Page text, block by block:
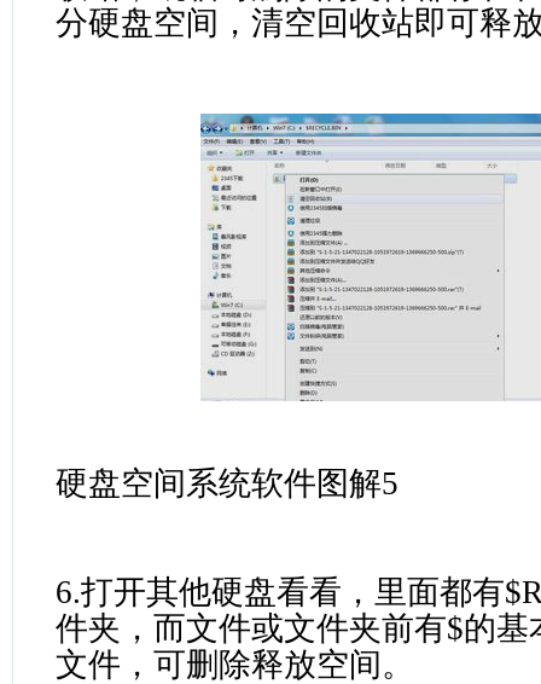
分硬盘空间，清空回收站即可释
硬盘空间系统软件图解5
6.打开其他硬盘看看，里面都有
件夹，而文件或文件夹前有$的
文件，可删除释放空间。